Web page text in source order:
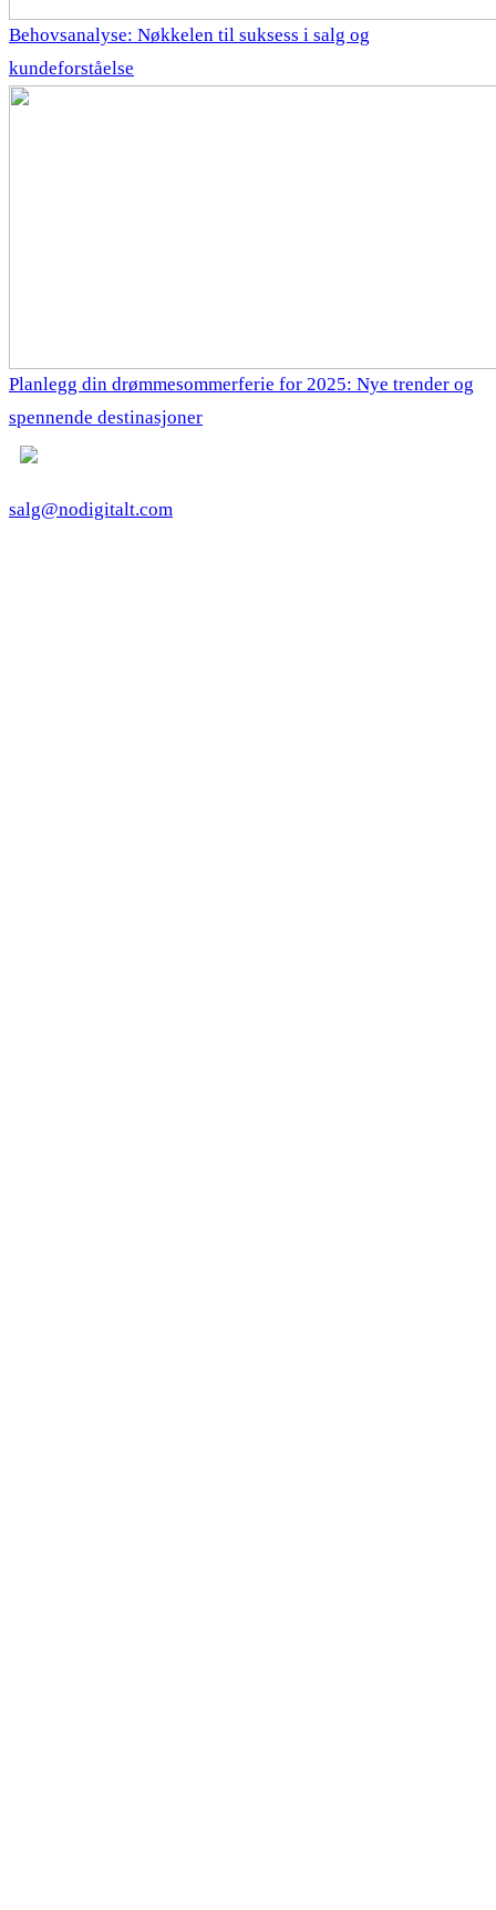
Behovsanalyse: Nøkkelen til suksess i salg og
kundeforståelse
Planlegg din drømmesommerferie for 2025: Nye trender og
spennende destinasjoner
salg@nodigitalt.com